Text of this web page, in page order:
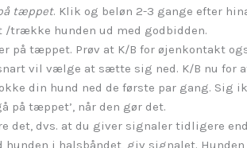
tæppet. Klik og beløn 2-3 gange efter
trække hunden ud med godbidden.
på tæppet. Prøv at K/B for øjenkontakt
vil vælge at sætte sig ned. K/B nu for
din hund ned de første par gang. Sig
på tæppet’, når den gør det.
det, dvs. at du giver signaler tidligere
i halsbåndet, giv signalet.